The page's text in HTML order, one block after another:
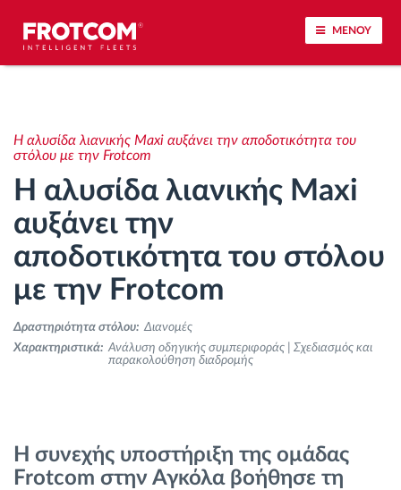
ΜΕΝΟΥ
Ανάλυση οδηγικής συμπεριφοράς
Παρακολούθηση του χρόνου οδήγησης
Διαχείριση εργατικού δυναμικού
Λήψη ταχογράφου από απόσταση
Έλεγχος πρόσβασης
Σχεδιασμός και παρακολούθηση διαδρομής
Η αλυσίδα λιανικής Maxi αυξάνει την αποδοτικότητα του
στόλου με την Frotcom
Η αλυσίδα λιανικής Maxi
αυξάνει την
αποδοτικότητα του στόλου
με την Frotcom
Δραστηριότητα στόλου: Διανομές
Χαρακτηριστικά: Ανάλυση οδηγικής συμπεριφοράς | Σχεδιασμός και
παρακολούθηση διαδρομής
Η συνεχής υποστήριξη της ομάδας
Frotcom στην Αγκόλα βοήθησε τη